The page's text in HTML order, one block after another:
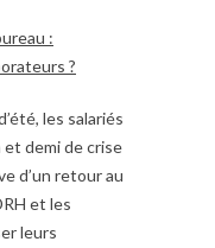
:
?
les salariés
et demi de crise
d’un retour au
et les
leurs